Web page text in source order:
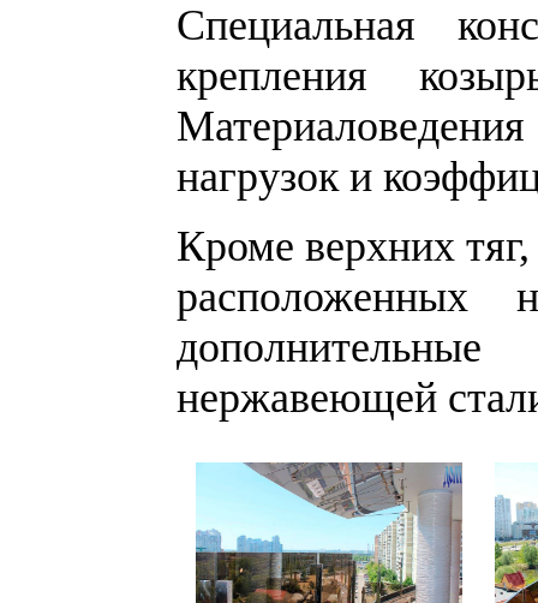
Специальная
крепления
нагрузок и
Кроме верхних
расположенных
нержавеющей